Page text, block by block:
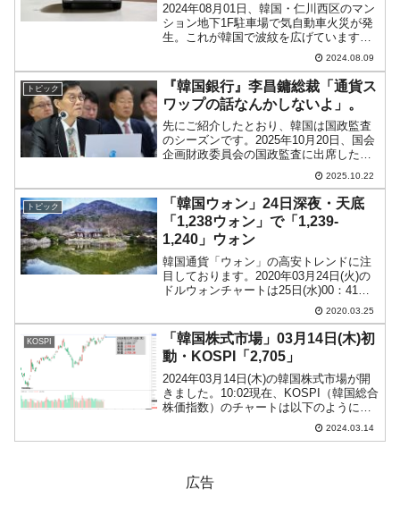
2024年08月01日、韓国・仁川西区のマン
ション地下1F駐車場で気自動車火災が発
生。これが韓国で波紋を広げています。
↑08月01日の火災で無惨に丸焼けになっ
た自動車。地下駐車場から運び出すだけ
でも一苦労です。初期の報では「被害は
40台」だ...
2024.08.09
トピック
『韓国銀行』李昌鏞総裁「通貨ス
ワップの話なんかしないよ」。
先にご紹介したとおり、韓国は国政監査
のシーズンです。2025年10月20日、国会
企画財政委員会の国政監査に出席した
『韓国銀行』の李昌鏞（イ・チャンヨ
ン）総裁は、韓国政府とメディアの期待
を木っ端微塵に砕きました。結論からい
えば「通貨スワップの...
2025.10.22
トピック
「韓国ウォン」24日深夜・天底
「1,238ウォン」で「1,239-
1,240」ウォン
韓国通貨「ウォン」の高安トレンドに注
目しております。2020年03月24日(火)の
ドルウォンチャートは25日(水)00：41現
在（日本時間）以下のようになっていま
す（チャートは『Investing.com』より引
用：以下堂）。24日(火)は...
2020.03.25
KOSPI
「韓国株式市場」03月14日(木)初
動・KOSPI「2,705」
2024年03月14日(木)の韓国株式市場が開
きました。10:02現在、KOSPI（韓国総合
株価指数）のチャートは以下のようにな
『Investing.com』より引用）。投資家別
2024.03.14
広告